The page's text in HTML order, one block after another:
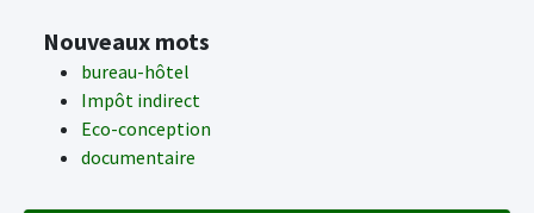
Nouveaux mots
bureau-hôtel
Impôt indirect
Eco-conception
documentaire